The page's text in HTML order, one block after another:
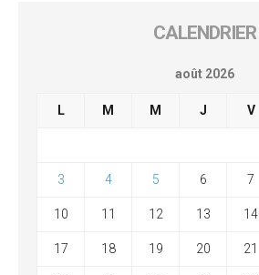
CALENDRIER
août 2026
L M M J V
3 4 5 6 7
10 11 12 13 14
17 18 19 20 21